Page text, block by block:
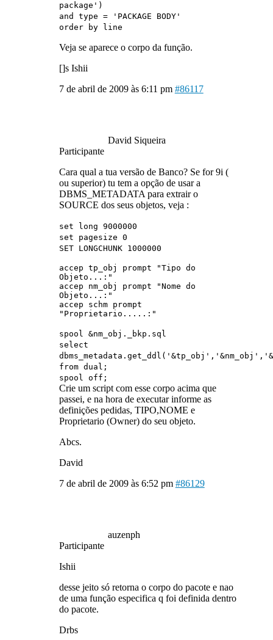
package')
and type = 'PACKAGE BODY'
order by line
Veja se aparece o corpo da função.
[]s Ishii
7 de abril de 2009 às 6:11 pm #86117
David Siqueira
Participante
Cara qual a tua versão de Banco? Se for 9i (
ou superior) tu tem a opção de usar a
DBMS_METADATA para extrair o
SOURCE dos seus objetos, veja :
set long 9000000
set pagesize 0
SET LONGCHUNK 1000000
accep tp_obj prompt "Tipo do
Objeto...:"
accep nm_obj prompt "Nome do
Objeto...:"
accep schm prompt
"Proprietario.....:"
spool &nm_obj._bkp.sql
select
from dual;
spool off;
Crie um script com esse corpo acima que
passei, e na hora de executar informe as
definições pedidas, TIPO,NOME e
Proprietario (Owner) do seu objeto.
Abcs.
David
7 de abril de 2009 às 6:52 pm #86129
auzenph
Participante
Ishii
desse jeito só retorna o corpo do pacote e nao
de uma função especifica q foi definida dentro
do pacote.
Drbs